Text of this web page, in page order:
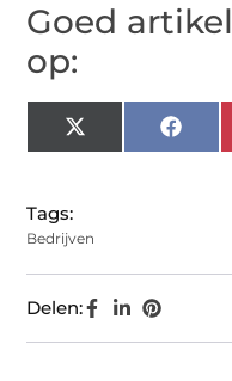
Goed
op:
X
(Twitter)
Tags:
Bedrijven
Delen: